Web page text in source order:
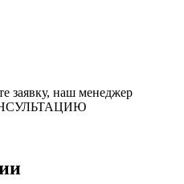
заявку, наш менеджер